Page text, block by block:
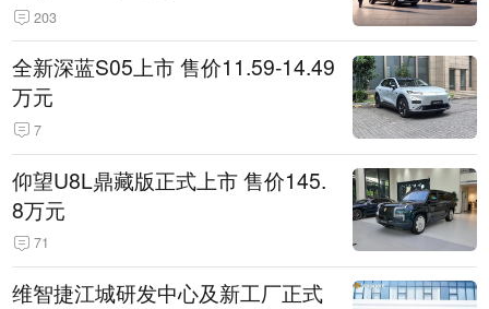
203
全新深蓝S05上市 售价11.59-14.49
万元
7
仰望U8L鼎藏版正式上市 售价145.
8万元
71
维智捷江城研发中心及新工厂正式